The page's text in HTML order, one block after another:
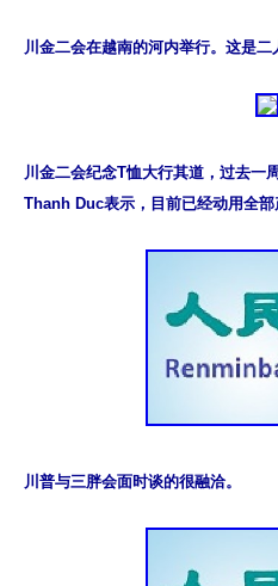
川金二会在越南的河内举行。这是二
川金二会纪念T恤大行其道，过去一
Thanh Duc表示，目前已经动用全部
川普与三胖会面时谈的很融洽。